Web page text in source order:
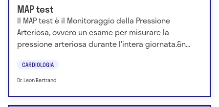
MAP test
Il MAP test è il Monitoraggio della Pressione
Arteriosa, ovvero un esame per misurare la
pressione arteriosa durante l'intera giornata.&n...
CARDIOLOGIA
Dr. Leon Bertrand